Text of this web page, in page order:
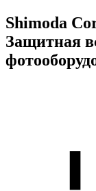
Shimoda
Защитная